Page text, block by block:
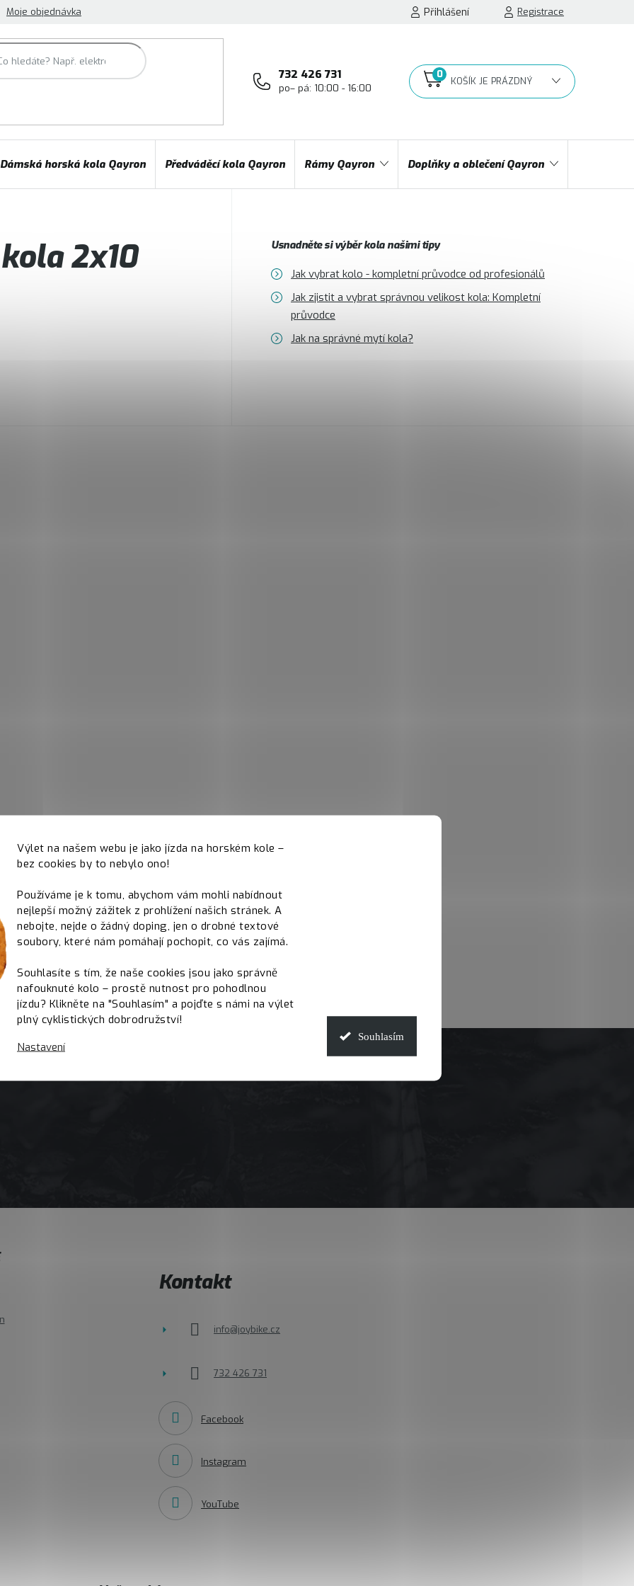
Výlet na našem webu je jako jízda na horském kole –
bez cookies by to nebylo ono!
Používáme je k tomu, abychom vám mohli nabídnout
nejlepší možný zážitek z prohlížení našich stránek. A
nebojte, nejde o žádný doping, jen o drobné textové
soubory, které nám pomáhají pochopit, co vás zajímá.
Souhlasíte s tím, že naše cookies jsou jako správně
nafouknuté kolo – prostě nutnost pro pohodlnou
jízdu? Klikněte na "Souhlasím" a pojďte s námi na výlet
plný cyklistických dobrodružství!
Nastavení
Souhlasím
Moje objednávka Přihlášení Registrace
732 426 731
po– pá: 10:00 - 16:00
NÁKUPNÍ
Dámská horská kola Qayron Předváděcí kola Qayron Rámy Qayron Doplňky a oblečení Qayron
2x10 Usnadněte si výběr kola našimi tipy
Jak vybrat kolo - kompletní průvodce od profesionálů
Jak zjistit a vybrat správnou velikost kola: Kompletní
průvodce
Jak na správné mytí kola?
Kontakt
info@joybike.cz
732 426 731
Facebook
Instagram
YouTube